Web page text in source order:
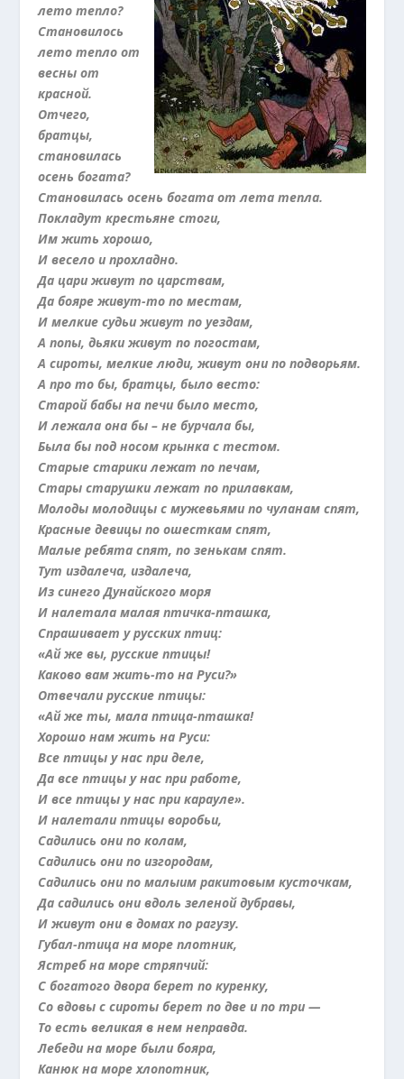
лето тепло?
Становилось
лето тепло от
весны от
красной.
Отчего,
братцы,
становилась
осень богата?
Становилась осень богата от лета тепла.
Покладут крестьяне стоги,
Им жить хорошо,
И весело и прохладно.
Да цари живут по царствам,
Да бояре живут-то по местам,
И мелкие судьи живут по уездам,
А попы, дьяки живут по погостам,
А сироты, мелкие люди, живут они по подворьям.
А про то бы, братцы, было весто:
Старой бабы на печи было место,
И лежала она бы – не бурчала бы,
Была бы под носом крынка с тестом.
Старые старики лежат по печам,
Стары старушки лежат по прилавкам,
Молоды молодицы с мужевьями по чуланам спят,
Красные девицы по ошесткам спят,
Малые ребята спят, по зенькам спят.
Тут издалеча, издалеча,
Из синего Дунайского моря
И налетала малая птичка-пташка,
Спрашивает у русских птиц:
«Ай же вы, русские птицы!
Каково вам жить-то на Руси?»
Отвечали русские птицы:
«Ай же ты, мала птица-пташка!
Хорошо нам жить на Руси:
Все птицы у нас при деле,
Да все птицы у нас при работе,
И все птицы у нас при карауле».
И налетали птицы воробьи,
Садились они по колам,
Садились они по изгородам,
Садились они по малыим ракитовым кусточкам,
Да садились они вдоль зеленой дубравы,
И живут они в домах по рагузу.
Губал-птица на море плотник,
Ястреб на море стряпчий:
С богатого двора берет по куренку,
Со вдовы с сироты берет по две и по три —
То есть великая в нем неправда.
Лебеди на море были бояра,
Канюк на море хлопотник,